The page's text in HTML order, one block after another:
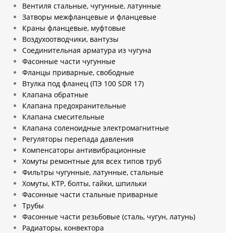
Вентиля стальные, чугунные, латунные
Затворы межфланцевые и фланцевые
Краны фланцевые, муфтовые
Воздухоотводчики, вантузы
Соединительная арматура из чугуна
Фасонные части чугунные
Фланцы приварные, свободные
Втулка под фланец (ПЭ 100 SDR 17)
Клапана обратные
Клапана предохранительные
Клапана смесительные
Клапана соленоидные электромагнитные
Регуляторы перепада давления
Компенсаторы антивибрационные
Хомуты ремонтные для всех типов труб
Фильтры чугунные, латунные, стальные
Хомуты, КТР, болты, гайки, шпильки
Фасонные части стальные приварные
Трубы
Фасонные части резьбовые (сталь, чугун, латунь)
Радиаторы, конвектора